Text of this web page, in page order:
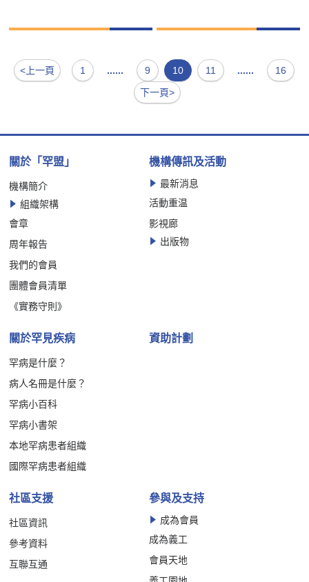
<上一頁 1 ...... 9 10 11 ......
16
下一頁>
關於「罕盟」
機構簡介
組織架構
會章
周年報告
我們的會員
團體會員清單
《實務守則》
機構傳訊及活動
最新消息
活動重温
影視廊
出版物
關於罕見疾病
罕病是什麼？
病人名冊是什麼？
罕病小百科
罕病小書架
本地罕病患者組織
國際罕病患者組織
資助計劃
社區支援
社區資訊
參考資料
互聯互通
參與及支持
成為會員
成為義工
會員天地